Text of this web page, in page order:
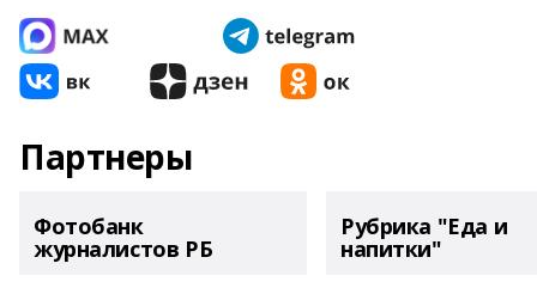
Партнеры
Фотобанк
журналистов РБ
Рубрика "Еда и
напитки"